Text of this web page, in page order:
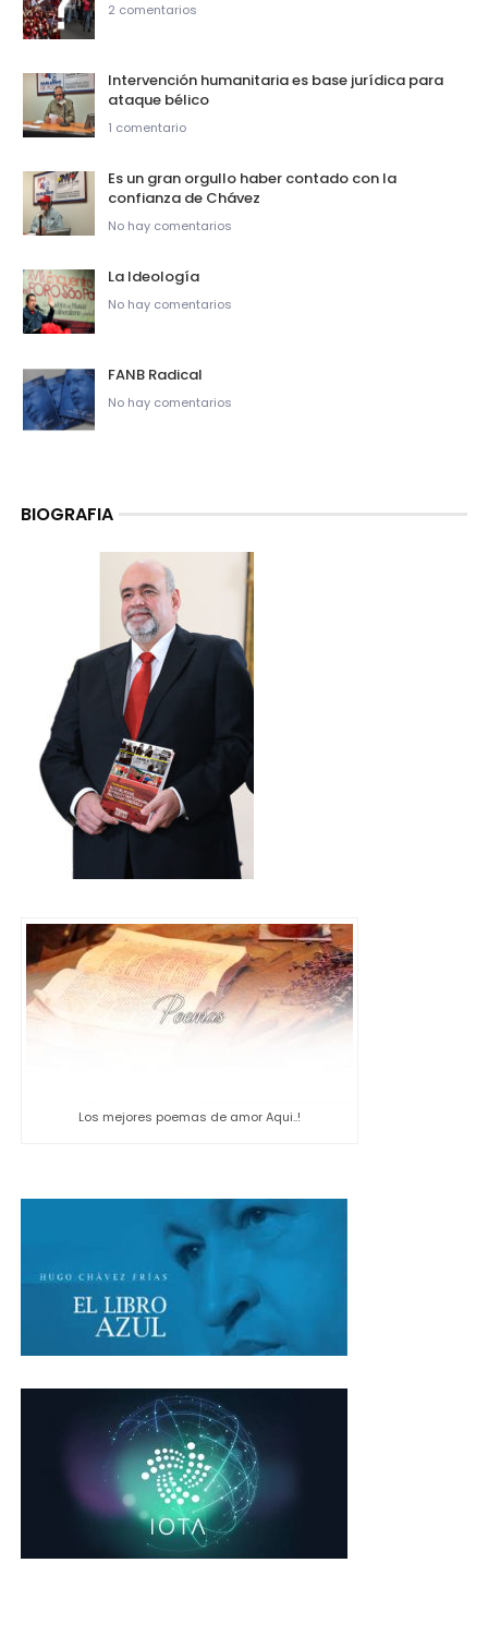
2 comentarios
Intervención humanitaria es base jurídica para
ataque bélico
1 comentario
Es un gran orgullo haber contado con la
confianza de Chávez
No hay comentarios
La Ideología
No hay comentarios
FANB Radical
No hay comentarios
BIOGRAFIA
Los mejores poemas de amor Aqui..!